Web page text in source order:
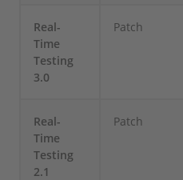
Real-
Time
Testing
3.0
Patch
Real-
Time
Testing
2.1
Patch